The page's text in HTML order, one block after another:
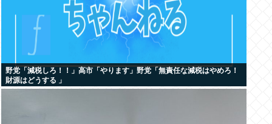
野党「減税しろ！！」高市「やります」野党「無責任な減税はやめろ！
財源はどうする 」